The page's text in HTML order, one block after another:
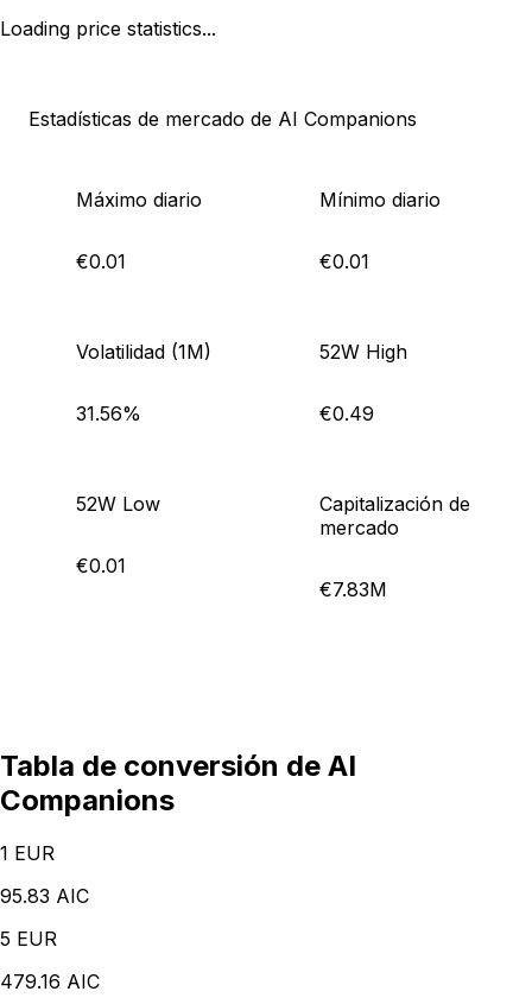
Loading price statistics...
Estadísticas de mercado de AI Companions
Máximo diario
€0.01
Mínimo diario
€0.01
Volatilidad (1M)
31.56%
52W High
€0.49
52W Low
€0.01
Capitalización de
mercado
€7.83M
Tabla de conversión de AI
Companions
1 EUR
95.83 AIC
5 EUR
479.16 AIC